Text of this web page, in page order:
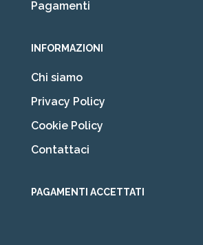
Pagamenti
INFORMAZIONI
Chi siamo
Privacy Policy
Cookie Policy
Contattaci
PAGAMENTI ACCETTATI